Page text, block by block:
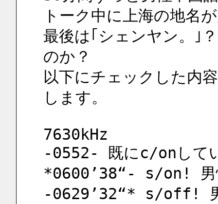
トーク中に上海の地名
最後は｢シェンヤン。｣
のか？
以下にチェックした内
します。
7630kHz
-0552- 既にc/onして
*0600’38“- s/on! 男
-0629’32“* s/off! 男